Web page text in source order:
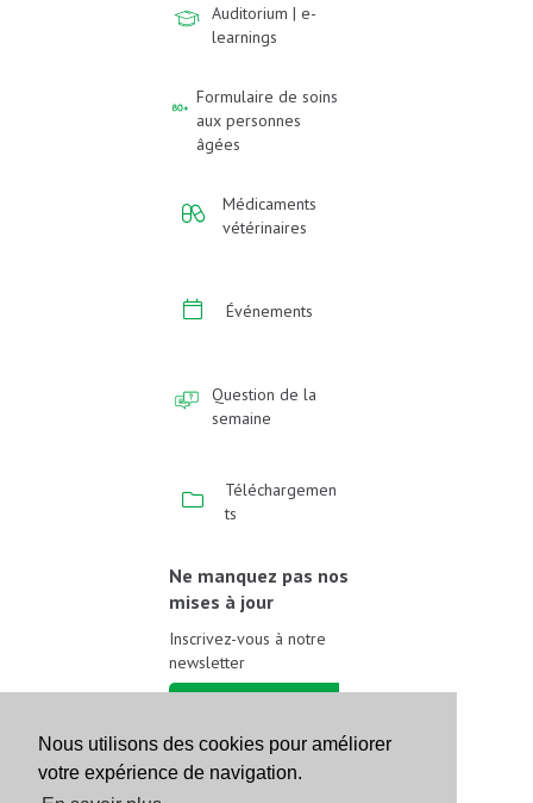
Nous utilisons des cookies pour améliorer
votre expérience de navigation.
Auditorium | e-
learnings
Formulaire de soins
aux personnes
âgées
Médicaments
vétérinaires
Événements
Question de la
semaine
Téléchargemen
ts
Ne manquez pas nos
mises à jour
Inscrivez-vous à notre
newsletter
Suivez-nous sur les